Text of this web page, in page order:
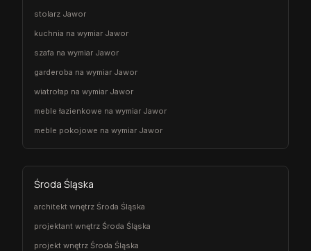
stolarz Jawor
kuchnia na wymiar Jawor
szafa na wymiar Jawor
garderoba na wymiar Jawor
wiatrołap na wymiar Jawor
meble łazienkowe na wymiar Jawor
meble pokojowe na wymiar Jawor
Środa Śląska
architekt wnętrz Środa Śląska
projektant wnętrz Środa Śląska
projekt wnętrz Środa Śląska